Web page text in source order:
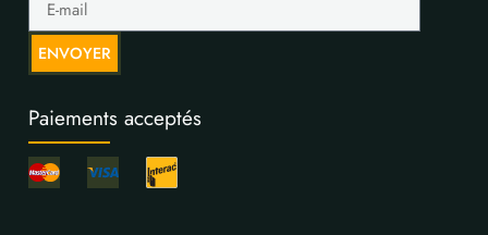
ENVOYER
Paiements acceptés